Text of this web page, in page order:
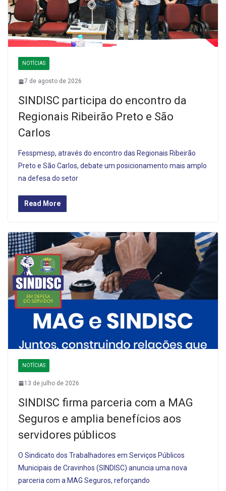
NOTÍCIAS
7 de agosto de 2026
SINDISC participa do encontro da
Regionais Ribeirão Preto e São
Carlos
Fesspmesp, através do encontro das Regionais Ribeirão
Preto e São Carlos, debate um posicionamento mais amplo
na defesa do setor
Read More
NOTÍCIAS
13 de julho de 2026
SINDISC firma parceria com a MAG
Seguros e amplia benefícios aos
servidores públicos
O Sindicato dos Trabalhadores em Serviços Públicos
Municipais de Cravinhos (SINDISC) anuncia uma nova
parceria com a MAG Seguros, reforçando